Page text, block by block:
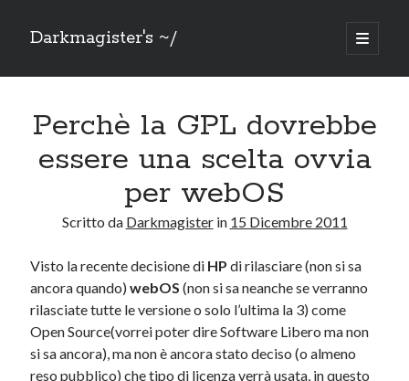
Darkmagister's ~/
apri
menu
Barra
laterale
Cerca
Sezione dedicata alla svendita di oggetti che ho: doppi, non uso più o
solo non ho più spazio.
Vai al Mercatino
Perchè la GPL dovrebbe
essere una scelta ovvia
per webOS
Scritto da Darkmagisterin 15 Dicembre 2011
Visto la recente decisione di HP di rilasciare (non si sa
ancora quando)webOS (non si sa neanche se verranno
rilasciate tutte le versione o solo l’ultima la 3) come
Open Source(vorrei poter dire Software Libero ma non
si sa ancora), ma non è ancora stato deciso (o almeno
reso pubblico) che tipo di licenza verrà usata, in questo